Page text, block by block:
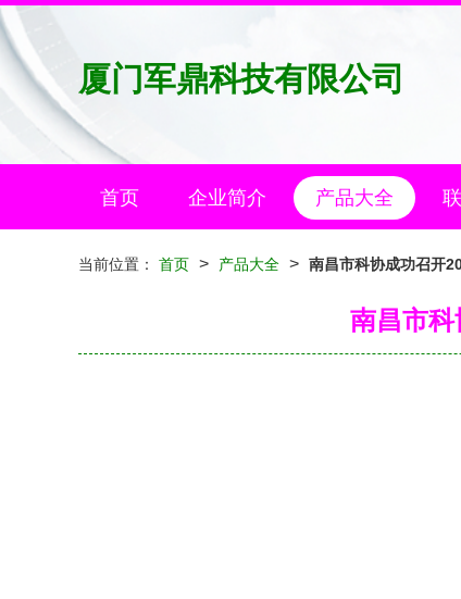
厦门军鼎科技有限公司
首页 企业简介 产品大全
当前位置： 首页 > 产品大全 > 南昌市科协成功召开
南昌市